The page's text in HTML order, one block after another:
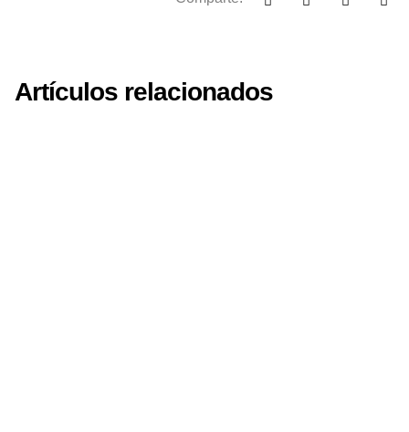
Artículos relacionados